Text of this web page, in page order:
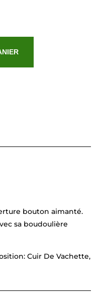
bouton aimanté.
sa boudoulière
Cuir De Vachette,